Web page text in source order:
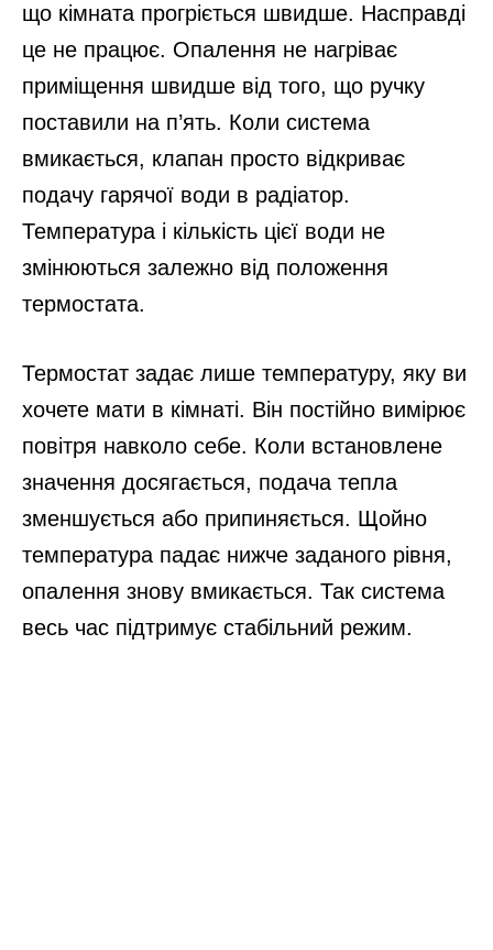
що кімната прогріється швидше. Насправді
це не працює. Опалення не нагріває
приміщення швидше від того, що ручку
поставили на п’ять. Коли система
вмикається, клапан просто відкриває
подачу гарячої води в радіатор.
Температура і кількість цієї води не
змінюються залежно від положення
термостата.
Термостат задає лише температуру, яку ви
хочете мати в кімнаті. Він постійно вимірює
повітря навколо себе. Коли встановлене
значення досягається, подача тепла
зменшується або припиняється. Щойно
температура падає нижче заданого рівня,
опалення знову вмикається. Так система
весь час підтримує стабільний режим.